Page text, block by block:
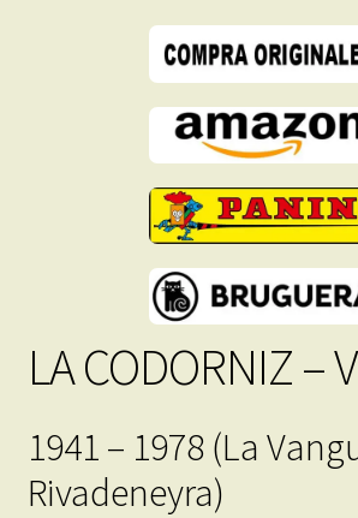
LA CODORNIZ –
1941 – 1978 (La
Rivadeneyra)